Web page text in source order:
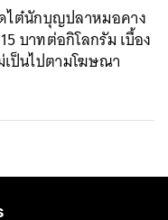
ไต๋นักบุญปลาหมอคาง
บาทต่อกิโลกรัม เบื้อง
เป็นไปตามโฆษณา